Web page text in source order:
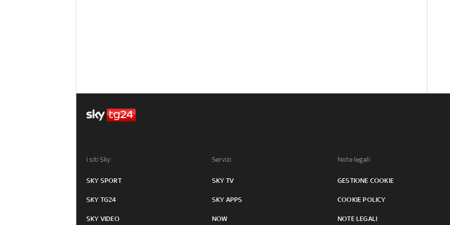
I siti Sky:
SKY SPORT
SKY TG24
SKY VIDEO
Servizi:
SKY TV
SKY APPS
NOW
Note legali:
GESTIONE COOKIE
COOKIE POLICY
NOTE LEGALI